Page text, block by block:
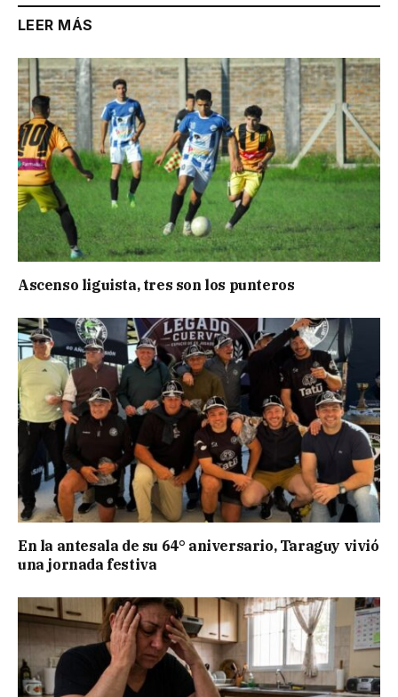
LEER MÁS
Ascenso liguista, tres son los punteros
En la antesala de su 64° aniversario, Taraguy vivió
una jornada festiva